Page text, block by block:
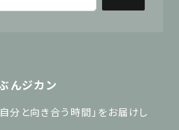
んジカン
分と向き合う時間」をお届けし